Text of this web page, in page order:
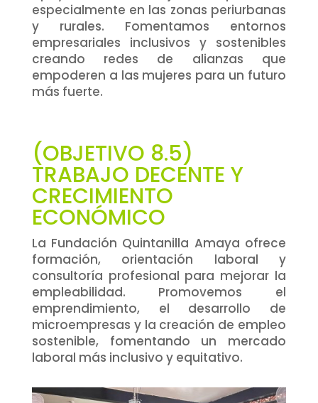
especialmente en las zonas periurbanas
y rurales. Fomentamos entornos
empresariales inclusivos y sostenibles
creando redes de alianzas que
empoderen a las mujeres para un futuro
más fuerte.
(OBJETIVO 8.5)
TRABAJO DECENTE Y
CRECIMIENTO
ECONÓMICO
La Fundación Quintanilla Amaya ofrece
formación, orientación laboral y
consultoría profesional para mejorar la
empleabilidad. Promovemos el
emprendimiento, el desarrollo de
microempresas y la creación de empleo
sostenible, fomentando un mercado
laboral más inclusivo y equitativo.